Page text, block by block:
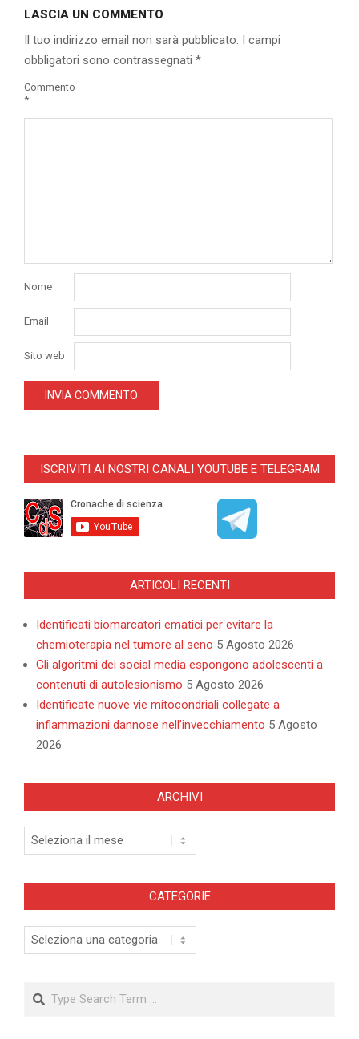
08
LASCIA UN COMMENTO
Il tuo indirizzo email non sarà pubblicato. I campi
obbligatori sono contrassegnati *
Commento
*
Nome
Email
Sito web
ISCRIVITI AI NOSTRI CANALI YOUTUBE E TELEGRAM
ARTICOLI RECENTI
Identificati biomarcatori ematici per evitare la
chemioterapia nel tumore al seno 5 Agosto 2026
Gli algoritmi dei social media espongono adolescenti a
contenuti di autolesionismo 5 Agosto 2026
Identificate nuove vie mitocondriali collegate a
infiammazioni dannose nell’invecchiamento 5 Agosto
2026
ARCHIVI
Archivi
CATEGORIE
Categorie
Search